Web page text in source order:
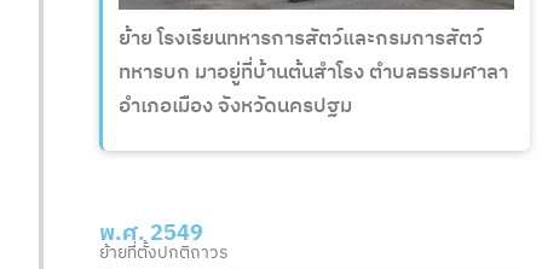
ย้าย โรงเรียนทหารการสัตว์และกรมการสัตว์
ทหารบก มาอยู่ที่บ้านต้นสำโรง ตำบลธรรมศาลา
อำเภอเมือง จังหวัดนครปฐม
พ.ศ. 2549
ย้ายที่ตั้งปกติถาวร